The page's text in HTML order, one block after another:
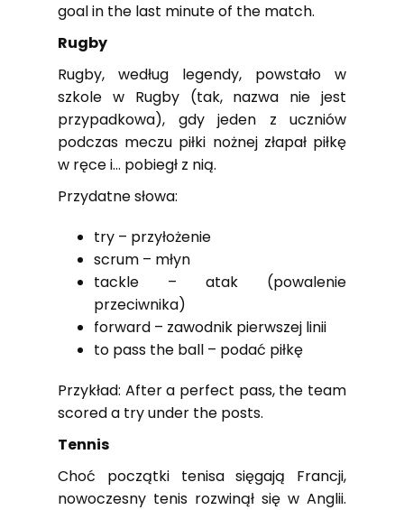
goal in the last minute of the match.
Rugby
Rugby, według legendy, powstało w
szkole w Rugby (tak, nazwa nie jest
przypadkowa), gdy jeden z uczniów
podczas meczu piłki nożnej złapał piłkę
w ręce i… pobiegł z nią.
Przydatne słowa:
try – przyłożenie
scrum – młyn
tackle – atak (powalenie
przeciwnika)
forward – zawodnik pierwszej linii
to pass the ball – podać piłkę
Przykład: After a perfect pass, the team
scored a try under the posts.
Tennis
Choć początki tenisa sięgają Francji,
nowoczesny tenis rozwinął się w Anglii.